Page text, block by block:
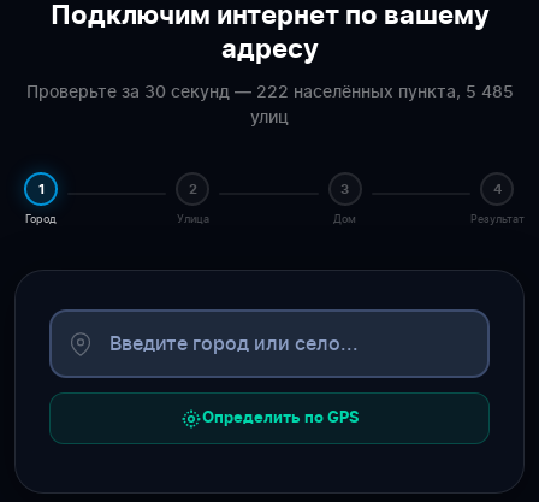
Подключим интернет по вашему
адресу
Проверьте за 30 секунд — 222 населённых пункта, 5 485
улиц
1
Город
2
Улица
3
Дом
4
Результат
Определить по GPS